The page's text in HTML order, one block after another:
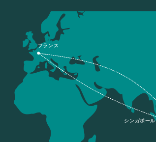
フランス
シンガポール